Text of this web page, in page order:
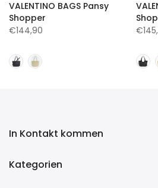
VALENTINO BAGS Pansy
Shopper
€144,90
In Kontakt kommen
Kategorien